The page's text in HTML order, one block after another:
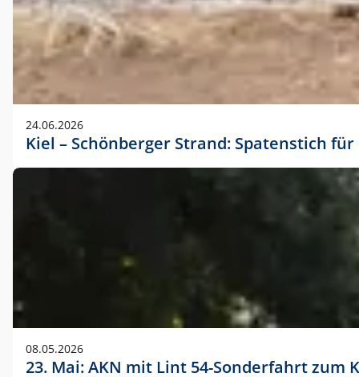
24.06.2026
Kiel – Schönberger Strand: Spatenstich
08.05.2026
23. Mai: AKN mit Lint 54-Sonderfahrt